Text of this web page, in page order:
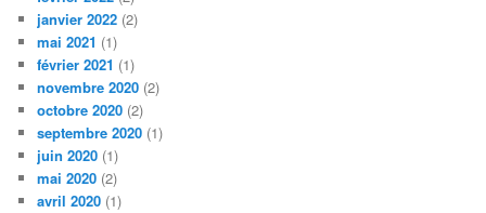
janvier 2022 (2)
mai 2021 (1)
février 2021 (1)
novembre 2020 (2)
octobre 2020 (2)
septembre 2020 (1)
juin 2020 (1)
mai 2020 (2)
avril 2020 (1)